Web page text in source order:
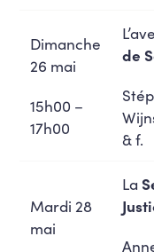
Dimanche
26 mai
15h00 –
17h00
de
& f.
Mardi 28
mai
La